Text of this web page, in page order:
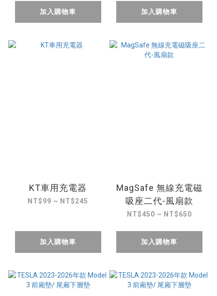
加入購物車 加入購物車
KT車用充電器
NT$99 ~ NT$245
加入購物車
MagSafe 無線充電磁
吸座二代-風扇款
NT$450 ~ NT$650
加入購物車